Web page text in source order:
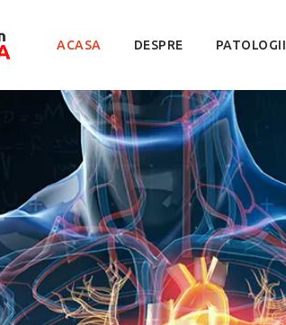
content
ACASA DESPRE PATOLOGII